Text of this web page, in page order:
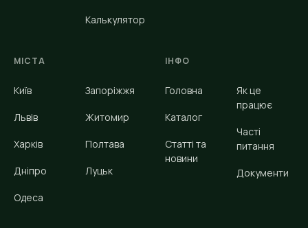
Калькулятор
МІСТА
Київ
Львів
Харків
Дніпро
Одеса
Запоріжжя
Житомир
Полтава
Луцьк
ІНФО
Головна
Каталог
Статті та
новини
Як це
працює
Часті
питання
Документи